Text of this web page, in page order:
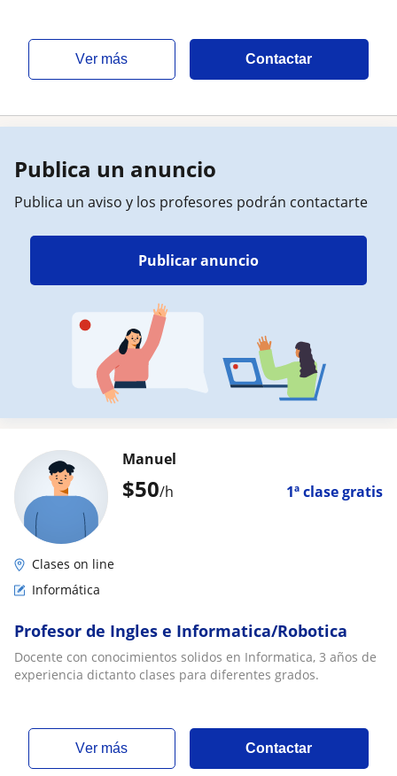
ver más Contactar
Publica un anuncio
Publica un aviso y los profesores podrán contactarte
Publicar anuncio
$50/h 1ª clase gratis
Manuel
Clases on line
Informática
Profesor de Ingles e Informatica/Robotica
Docente con conocimientos solidos en Informatica, 3 años de
experiencia dictanto clases para diferentes grados.
ver más Contactar